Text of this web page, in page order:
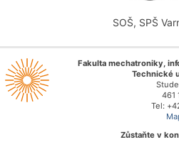
SOŠ, SPŠ
Fakulta mechatroniky,
Technické
461
Tel:
Zůstaňte v